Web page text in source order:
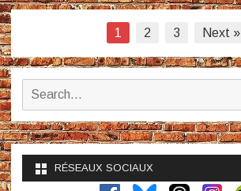
des
publications
1 2 3 Next »
Search
RÉSEAUX SOCIAUX